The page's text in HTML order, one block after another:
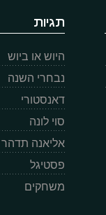
תגיות
היוש או ביוש
נבחרי השנה
דאנסטורי
סוי לונה
אליאנה תדהר
פסטיגל
משחקים